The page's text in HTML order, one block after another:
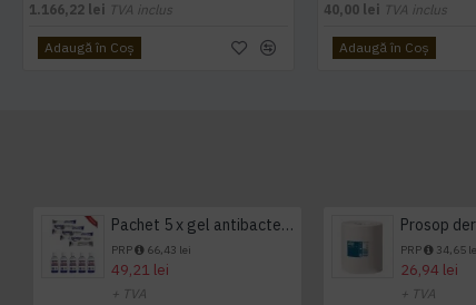
1.166,22 lei TVA inclus
Adaugă în Coş
40,00 lei TVA inclus
Adaugă în Coş
Pachet 5 x gel antibacterian 50ml si 3 x Servetele antibacteriene 48 buc Hygienium
PRP 66,43 lei
49,21 lei
+ TVA
PRP 34,65
26,94 lei
+ TVA